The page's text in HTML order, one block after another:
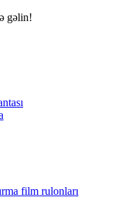
gəlin!
film rulonları